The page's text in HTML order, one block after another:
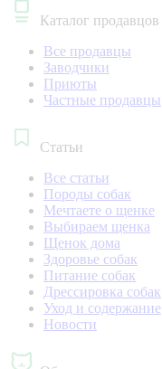
Каталог продавцов
Все продавцы
Заводчики
Приюты
Частные продавцы
Статьи
Все статьи
Породы собак
Мечтаете о щенке
Выбираем щенка
Щенок дома
Здоровье собак
Питание собак
Дрессировка собак
Уход и содержание
Новости